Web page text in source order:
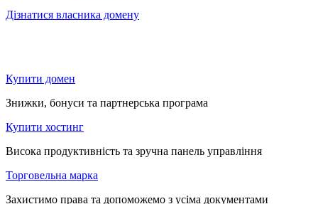
Дізнатися власника домену
Купити домен
Знижки, бонуси та партнерська програма
Купити хостинг
Висока продуктивність та зручна панель управління
Торговельна марка
Захистимо права та допоможемо з усіма документами